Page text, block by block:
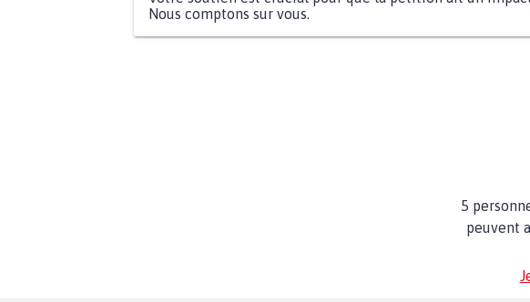
Nous comptons sur vous.
5
peuvent